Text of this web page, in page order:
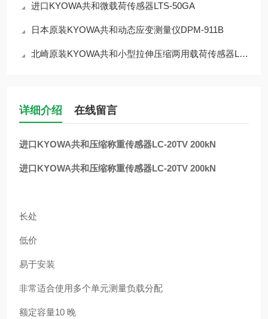
进口KYOWA共和微载荷传感器LTS-50GA
日本原装KYOWA共和动态应变测量仪DPM-911B
北崎原装KYOWA共和小型拉伸压缩两用载荷传感器LUX-B-50N-ID
详细介绍 在线留言
进口KYOWA共和压缩称重传感器LC-20TV 200kN
进口KYOWA共和压缩称重传感器LC-20TV 200kN
长处
低价
易于安装
非常适合使用多个单元测量负载分配
额定容量10 晚